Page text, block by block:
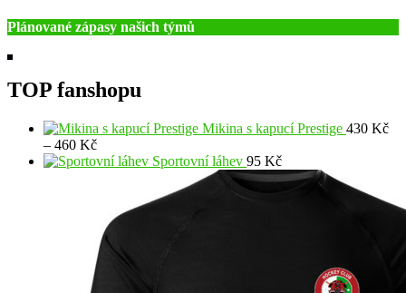
Plánované zápasy našich týmů
TOP fanshopu
Mikina s kapucí Prestige 430 Kč
– 460 KčRozpětí
cen:
460 Kč
Sportovní láhev 95 Kč